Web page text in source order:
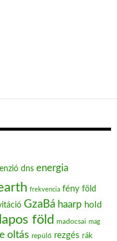
dns energia
frekvencia fény föld
GzaBá haarp hold
lapos föld madocsai mag
oltás repülő rezgés rák